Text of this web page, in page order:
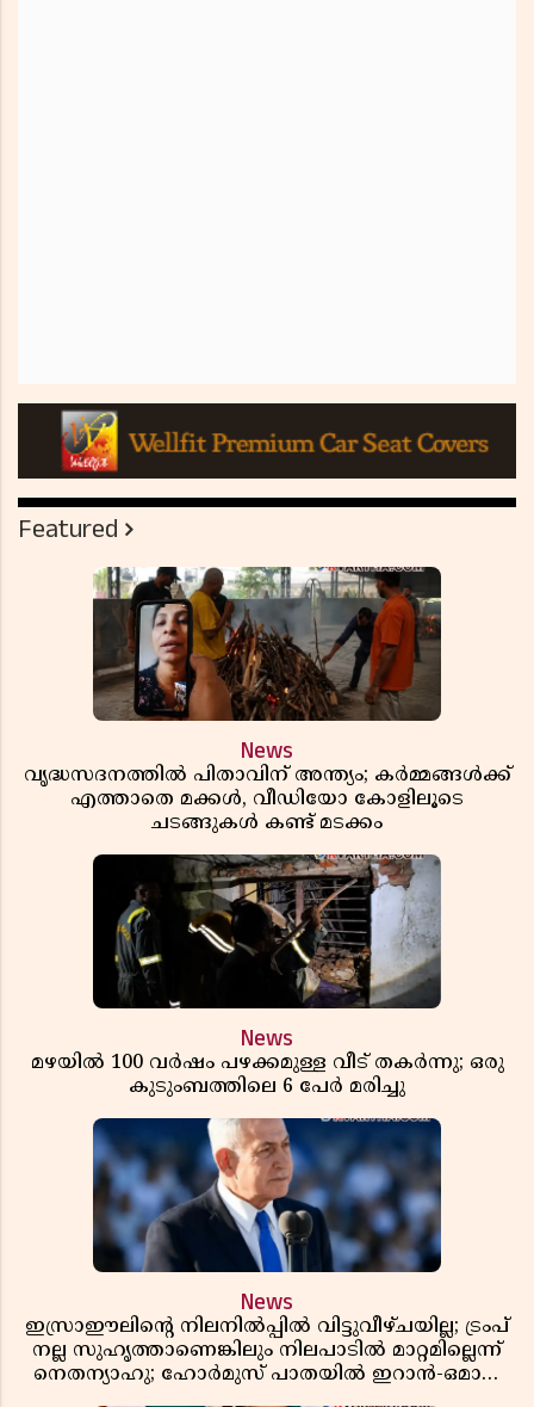
Featured
News
വൃദ്ധസദനത്തിൽ പിതാവിന് അന്ത്യം; കർമ്മങ്ങൾക്ക്
എത്താതെ മക്കൾ, വീഡിയോ കോളിലൂടെ
ചടങ്ങുകൾ കണ്ട് മടക്കം
News
മഴയിൽ 100 വർഷം പഴക്കമുള്ള വീട് തകർന്നു; ഒരു
കുടുംബത്തിലെ 6 പേർ മരിച്ചു
News
ഇസ്രാഈലിന്റെ നിലനിൽപ്പിൽ വിട്ടുവീഴ്ചയില്ല; ട്രംപ്
നല്ല സുഹൃത്താണെങ്കിലും നിലപാടിൽ മാറ്റമില്ലെന്ന്
നെതന്യാഹു; ഹോർമുസ് പാതയിൽ ഇറാൻ-ഒമാൻ